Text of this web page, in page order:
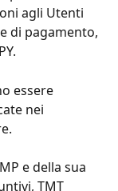
agli Utenti
di pagamento,
essere
nei
e della sua
TMT